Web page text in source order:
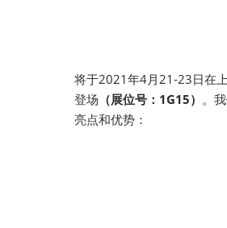
将于2021年4月21-23日在
登场 （展位号：1G15） 。
亮点和优势：